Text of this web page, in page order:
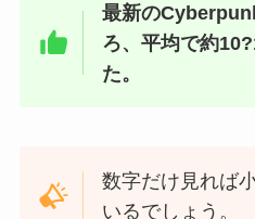
最新の
ろ、平均で約
た。
数字だけ見れば
いるでしょう。